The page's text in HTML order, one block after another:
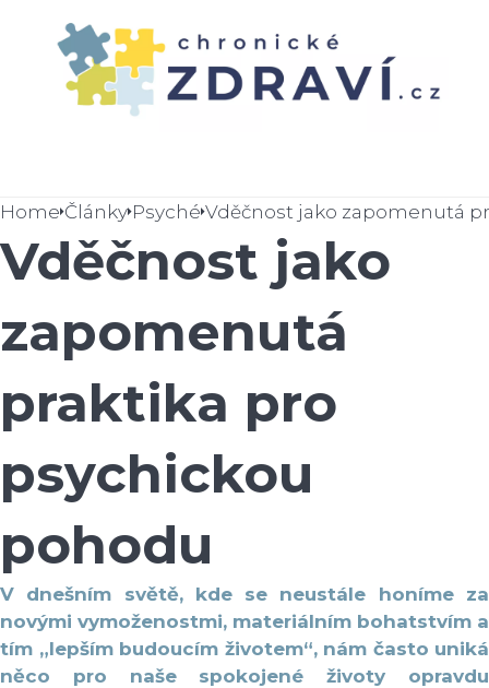
Home Články Psyché
Vděčnost jako
zapomenutá
praktika pro
psychickou
pohodu
V dnešním světě, kde se neustále honíme za
novými vymoženostmi, materiálním bohatstvím a
tím „lepším budoucím životem“, nám často uniká
něco pro naše spokojené životy opravdu